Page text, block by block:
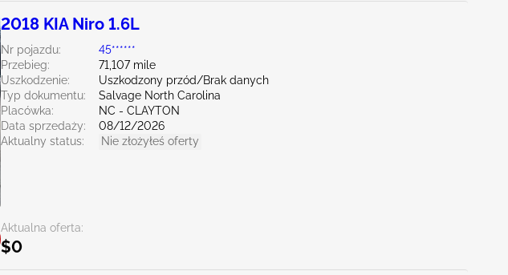
2018 KIA Niro 1.6L
Nr pojazdu:
45******
Przebieg:
71,107 mile
Uszkodzenie:
Uszkodzony przód/Brak danych
Typ dokumentu:
Salvage North Carolina
Placówka:
NC - CLAYTON
Data sprzedaży:
08/12/2026
Aktualny status:
Nie złożyłeś oferty
Aktualna oferta:
$0